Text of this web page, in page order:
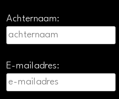
Achternaam:
E-mailadres: